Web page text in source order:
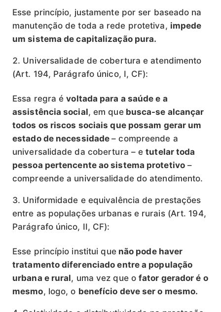
Esse princípio, justamente por ser baseado na
manutenção de toda a rede protetiva, impede
um sistema de capitalização pura.
Universalidade de cobertura e atendimento
(Art. 194, Parágrafo único, I, CF):
Essa regra évoltada para a saúde e a
assistência social, em quebusca-se alcançar
todos os riscos sociais que possam gerar um
estado de necessidade– compreende a
universalidade da cobertura – etutelar toda
pessoa pertencente ao sistema protetivo–
compreende a universalidade do atendimento.
Uniformidade e equivalência de prestações
entre as populações urbanas e rurais (Art. 194,
Parágrafo único, II, CF):
Esse princípio institui quenão pode haver
tratamento diferenciado entre a população
urbana e rural, uma vez que ofator gerador é o
mesmo, logo, o benefício deve ser o mesmo.